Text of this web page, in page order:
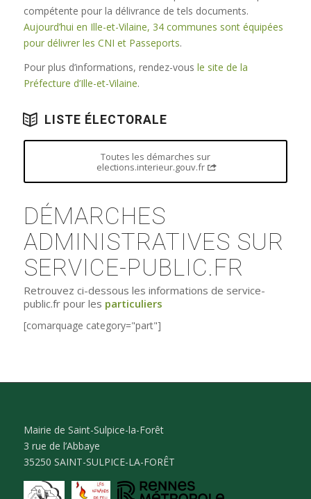
compétente pour la délivrance de tels documents.
Aujourd’hui en Ille-et-Vilaine, 34 communes sont équipées
pour délivrer les CNI et Passeports.
Pour plus d’informations, rendez-vous le site de la
Préfecture d’Ille-et-Vilaine.
LISTE ÉLECTORALE
Toutes les démarches sur
elections.interieur.gouv.fr
DÉMARCHES
ADMINISTRATIVES SUR
SERVICE-PUBLIC.FR
Retrouvez ci-dessous les informations de service-
public.fr pour les particuliers
[comarquage category="part"]
Mairie de Saint-Sulpice-la-Forêt
3 rue de l’Abbaye
35250 SAINT-SULPICE-LA-FORÊT